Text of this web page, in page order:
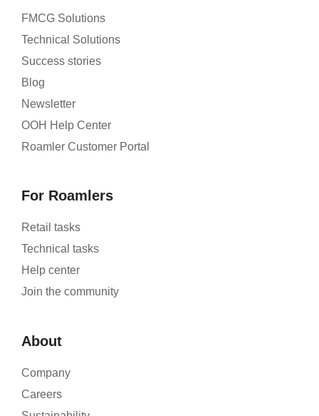
FMCG Solutions
Technical Solutions
Success stories
Blog
Newsletter
OOH Help Center
Roamler Customer Portal
For Roamlers
Retail tasks
Technical tasks
Help center
Join the community
About
Company
Careers